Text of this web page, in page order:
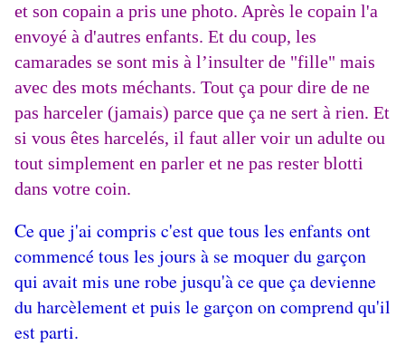
et son copain a pris une photo. Après le copain l'a
envoyé à d'autres enfants. Et du coup, les
camarades se sont mis à l’insulter de "fille" mais
avec des mots méchants. Tout ça pour dire de ne
pas harceler (jamais) parce que ça ne sert à rien. Et
si vous êtes harcelés, il faut aller voir un adulte ou
tout simplement en parler et ne pas rester blotti
dans votre coin.
Ce que j'ai compris c'est que tous les enfants ont
commencé tous les jours à se moquer du garçon
qui avait mis une robe jusqu'à ce que ça devienne
du harcèlement et puis le garçon on comprend qu'il
est parti.